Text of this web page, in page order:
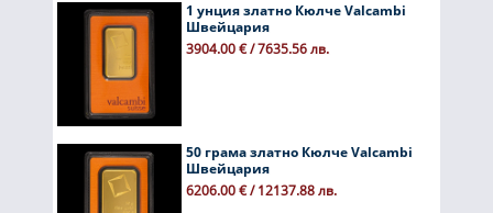
1 унция златно Кюлче Valcambi
Швейцария
3904.00 € / 7635.56 лв.
50 грама златно Кюлче Valcambi
Швейцария
6206.00 € / 12137.88 лв.